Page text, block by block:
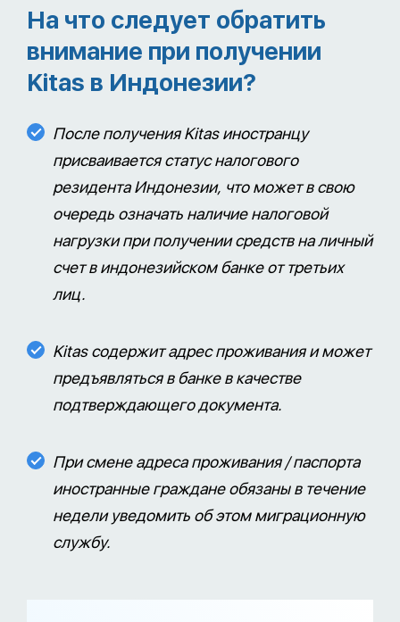
На что следует обратить
внимание при получении
Kitas в Индонезии?
После получения Kitas иностранцу
присваивается статус налогового
резидента Индонезии, что может в свою
очередь означать наличие налоговой
нагрузки при получении средств на личный
счет в индонезийском банке от третьих
лиц.
Kitas содержит адрес проживания и может
предъявляться в банке в качестве
подтверждающего документа.
При смене адреса проживания / паспорта
иностранные граждане обязаны в течение
недели уведомить об этом миграционную
службу.